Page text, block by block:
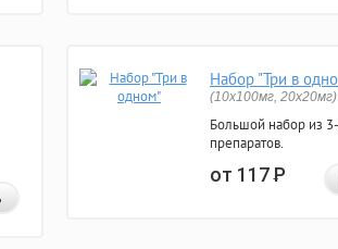
Набор "Три в
(10x100мг, 20x20мг)
Большой набор из
препаратов.
от 117Р